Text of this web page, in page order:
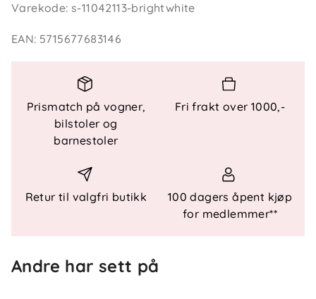
ermer Mansjetter : Mansjetter med volang Passform:
Varekode:s-11042113-brightwhite
EAN: 5715677683146
Prismatch på vogner,
bilstoler og
barnestoler
Fri frakt over 1000,-
Retur til valgfri butikk
100 dagers åpent kjøp
for medlemmer**
Andre har sett på